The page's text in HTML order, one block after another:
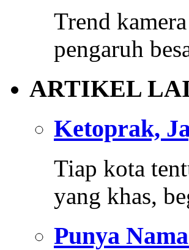
Trend
pengaruh
ARTIKEL
Ketoprak,
Tiap kota
yang khas,
Punya